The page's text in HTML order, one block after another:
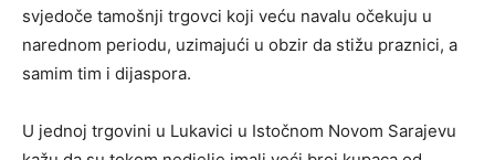
svjedoče tamošnji trgovci koji veću navalu očekuju u
narednom periodu, uzimajući u obzir da stižu praznici, a
samim tim i dijaspora.
U jednoj trgovini u Lukavici u Istočnom Novom Sarajevu